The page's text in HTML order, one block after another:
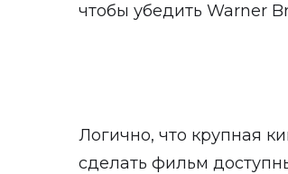
чтобы убедить Warner
Логично, что крупная
сделать фильм